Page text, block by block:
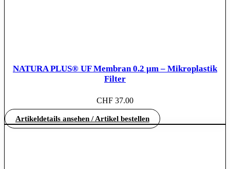
NATURA PLUS® UF Membran 0.2 µm – Mikroplastik
Filter
CHF 37.00
Artikeldetails ansehen / Artikel bestellen